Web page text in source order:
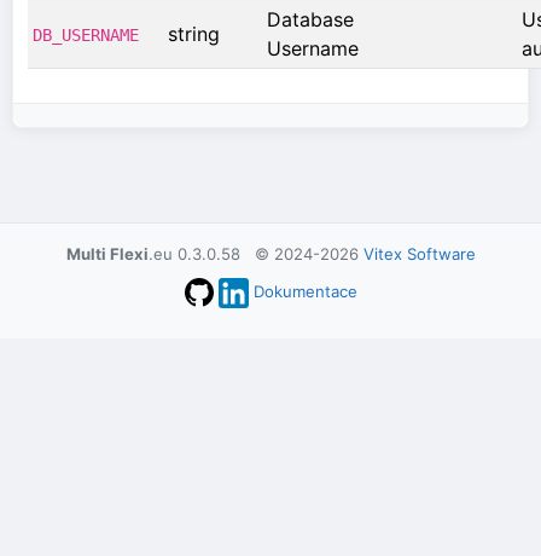
DB_USERNAME string
Database
Username
Multi Flexi.eu 0.3.0.58 © 2024-2026 Vitex Software
Dokumentace